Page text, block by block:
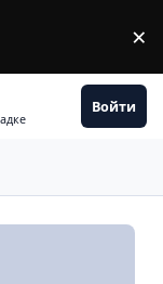
×
Войти